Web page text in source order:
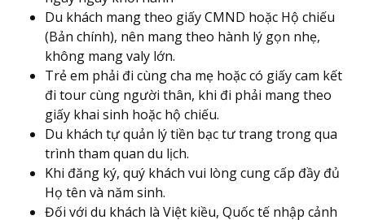
Du khách mang theo giấy CMND hoặc Hộ chiếu
(Bản chính), nên mang theo hành lý gọn nhẹ,
không mang valy lớn.
Trẻ em phải đi cùng cha mẹ hoặc có giấy cam kết
đi tour cùng người thân, khi đi phải mang theo
giấy khai sinh hoặc hộ chiếu.
Du khách tự quản lý tiền bạc tư trang trong qua
trình tham quan du lịch.
Khi đăng ký, quý khách vui lòng cung cấp đầy đủ
Họ tên và năm sinh.
Đối với du khách là Việt kiều, Quốc tế nhập cảnh